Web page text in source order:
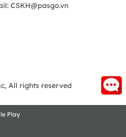
CSKH@pasgo.vn
All rights reserved
Play